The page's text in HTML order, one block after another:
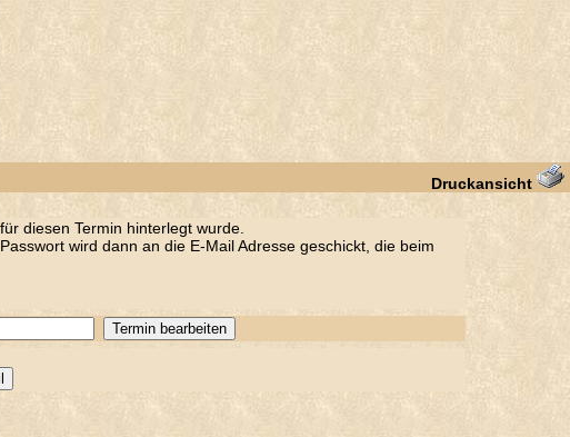
Druckansicht
diesen Termin hinterlegt wurde.
wird dann an die E-Mail Adresse geschickt, die beim